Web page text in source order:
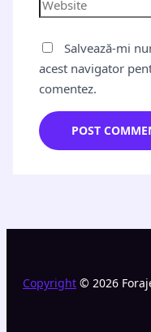
Salvează-mi
acest navigator
comentez.
Copyright © 2026